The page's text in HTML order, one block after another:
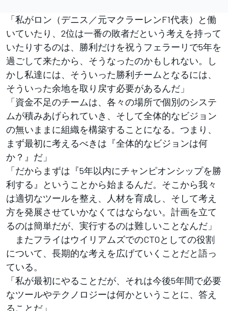
「私がロン（デニス／元マクラーレンF1代表）と働
いていたり、2位は一番の敗者だという考えを持って
いたりするのは、勝利だけを祝うフェラーリで5年を
過ごして来たから、そうなったのかもしれない。し
かし私達には、そういった勝利チームとなるには、
そういった余地を取り戻す必要があるんだ」
「資金不足のチームは、各々の場所で個別のシステ
ムが積みあげられていき、そして全体的なビジョン
の無いままに組織を構築することになる。つまり、
まず最初に考えるべきは『全体的なビジョンは何
か？』だ」
「だからまずは『5年以内にチャンピオンシップを勝
利する』ということから始まるんだ。そこから我々
は適切なツールを整え、人材を育成し、そして考え
方を発展させていかなくてはならない。計画を立て
るのは簡単だが、実行するのは難しいことなんだ」
またフライはウイリアムズでのCTOとしての役割
について、長期的な考えを広げていくことだと語っ
ている。
「私が最初にやることだが、それは今後5年間で必要
なツールやテクノロジーは何かということに、答え
ることだ」